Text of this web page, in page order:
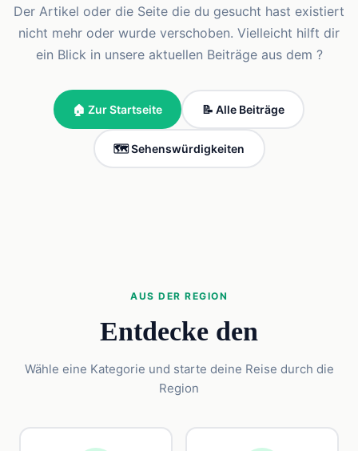
Der Artikel oder die Seite die du gesucht hast existiert
nicht mehr oder wurde verschoben. Vielleicht hilft dir
ein Blick in unsere aktuellen Beiträge aus dem ?
🏠 Zur Startseite 📝 Alle Beiträge
🗺️ Sehenswürdigkeiten
AUS DER REGION
Entdecke den
Wähle eine Kategorie und starte deine Reise durch die
Region